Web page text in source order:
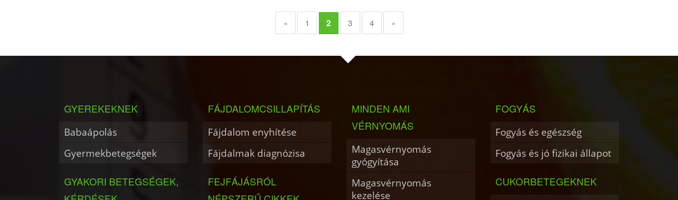
« 1 2 3 4 »
GYEREKEKNEK
Babaápolás
Gyermekbetegségek
GYAKORI BETEGSÉGEK,
FÁJDALOMCSILLAPÍTÁS
Fájdalom enyhítése
Fájdalmak diagnózisa
FEJFÁJÁSRÓL
MINDEN AMI
VÉRNYOMÁS
Magasvérnyomás
gyógyítása
Magasvérnyomás
kezelése
FOGYÁS
Fogyás és egészség
Fogyás és jó fizikai állapot
CUKORBETEGEKNEK